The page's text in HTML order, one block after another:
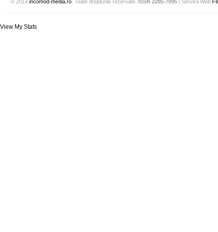
© 2014incomod-media.ro. Toate drepturile rezervate. ISSN 2285-7095| Servicii Web
View My Stats